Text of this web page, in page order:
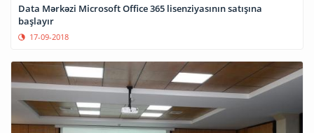
Data Mərkəzi Microsoft Office 365 lisenziyasının satışına
başlayır
17-09-2018